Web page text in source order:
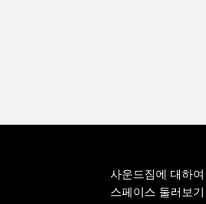
사운드짐에 대하여
스페이스 둘러보기